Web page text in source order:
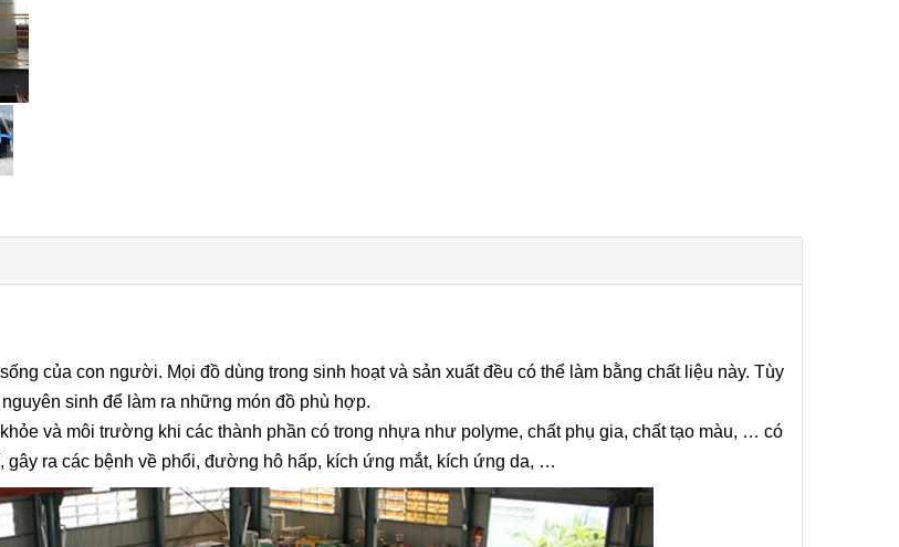
của con người. Mọi đồ dùng trong sinh hoạt và sản xuất đều có thể làm bằng chất liệu này. Tùy
sinh để làm ra những món đồ phù hợp.
và môi trường khi các thành phần có trong nhựa như polyme, chất phụ gia, chất tạo màu, … có
ra các bệnh về phổi, đường hô hấp, kích ứng mắt, kích ứng da, …